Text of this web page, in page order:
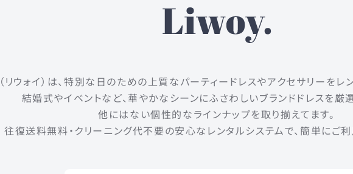
ウォイ）は、特別な日のための上質なパーティードレスやアクセサリーをレン
結婚式やイベントなど、華やかなシーンにふさわしいブランドドレスを厳選
他にはない個性的なラインナップを取り揃えてます。
往復送料無料・クリーニング代不要の安心なレンタルシステムで、簡単にご利